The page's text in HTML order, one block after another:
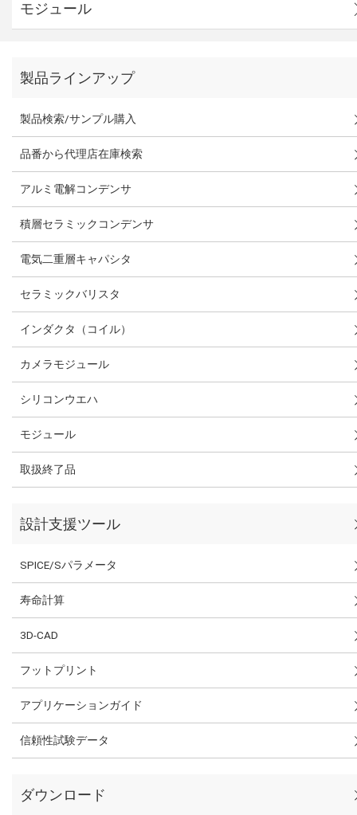
モジュール
製品ラインアップ
製品検索/サンプル購入
品番から代理店在庫検索
アルミ電解コンデンサ
積層セラミックコンデンサ
電気二重層キャパシタ
セラミックバリスタ
インダクタ（コイル）
カメラモジュール
シリコンウエハ
モジュール
取扱終了品
設計支援ツール
SPICE/Sパラメータ
寿命計算
3D-CAD
フットプリント
アプリケーションガイド
信頼性試験データ
ダウンロード